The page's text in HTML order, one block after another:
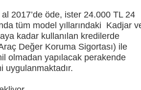
2017’de öde, ister 24.000 TL 24
tüm model yıllarındaki Kadjar
kadar kullanılan kredilerde
Değer Koruma Sigortası) ile
olmadan yapılacak perakende
uygulanmaktadır.